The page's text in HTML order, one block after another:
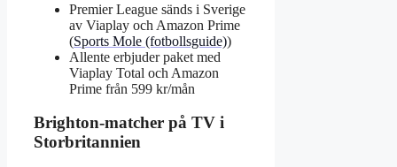
Premier League sänds i Sverige
av Viaplay och Amazon Prime
(Sports Mole (fotbollsguide))
Allente erbjuder paket med
Viaplay Total och Amazon
Prime från 599 kr/mån
Brighton-matcher på TV i
Storbritannien